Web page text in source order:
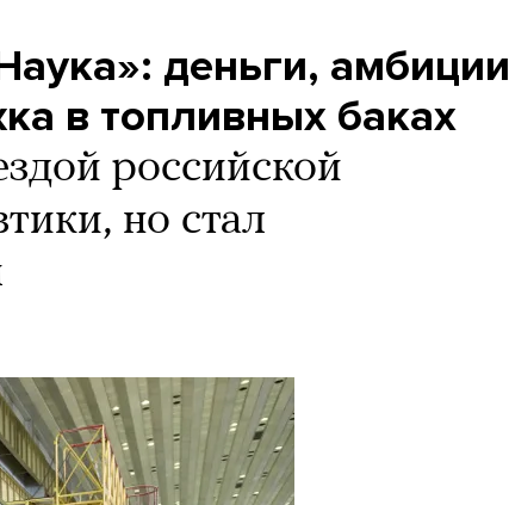
деньги, амбиции
в топливных баках
российской
но стал